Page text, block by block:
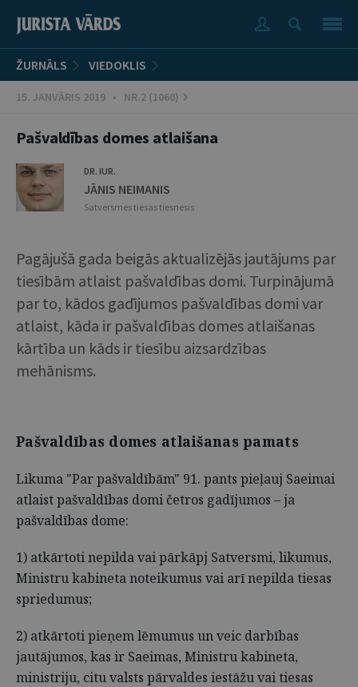
ŽURNĀLS VIEDOKLIS
15. JANVĀRIS 2019 • NR.2 (1060)
Pašvaldības domes atlaišana
DR. IUR.
JĀNIS NEIMANIS
Satversmes tiesas tiesnesis
Pagājušā gada beigās aktualizējās jautājums par
tiesībām atlaist pašvaldības domi. Turpinājumā
par to, kādos gadījumos pašvaldības domi var
atlaist, kāda ir pašvaldības domes atlaišanas
kārtība un kāds ir tiesību aizsardzības
mehānisms.
Pašvaldības domes atlaišanas pamats
Likuma "Par pašvaldībām" 91. pants pieļauj Saeimai
atlaist pašvaldības domi četros gadījumos – ja
pašvaldības dome:
1) atkārtoti nepilda vai pārkāpj Satversmi, likumus,
Ministru kabineta noteikumus vai arī nepilda tiesas
spriedumus;
2) atkārtoti pieņem lēmumus un veic darbības
jautājumos, kas ir Saeimas, Ministru kabineta,
ministriju, citu valsts pārvaldes iestāžu vai tiesas